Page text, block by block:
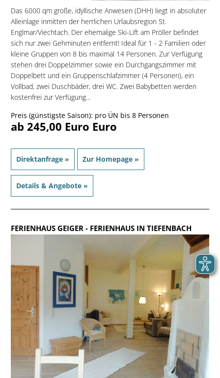
Das 6000 qm große, idyllische Anwesen (DHH) liegt in absoluter
Alleinlage inmitten der herrlichen Urlaubsregion St.
Englmar/Viechtach. Der ehemalige Ski-Lift am Pröller befindet
sich nur zwei Gehminuten entfernt! Ideal für 1 - 2 Familien oder
kleine Gruppen von 8 bis maximal 14 Personen. Zur Verfügung
stehen drei Doppelzimmer sowie ein Durchgangszimmer mit
Doppelbett und ein Gruppenschlafzimmer (4 Personen), ein
Vollbad, zwei Duschbäder, drei WC. Zwei Babybetten werden
kostenfrei zur Verfügung...
Preis (günstigste Saison): pro ÜN bis 8 Personen
ab 245,00 Euro Euro
Direktanfrage » Zur Homepage »
Details & Angebote »
FERIENHAUS GEIGER - FERIENHAUS IN TIEFENBACH